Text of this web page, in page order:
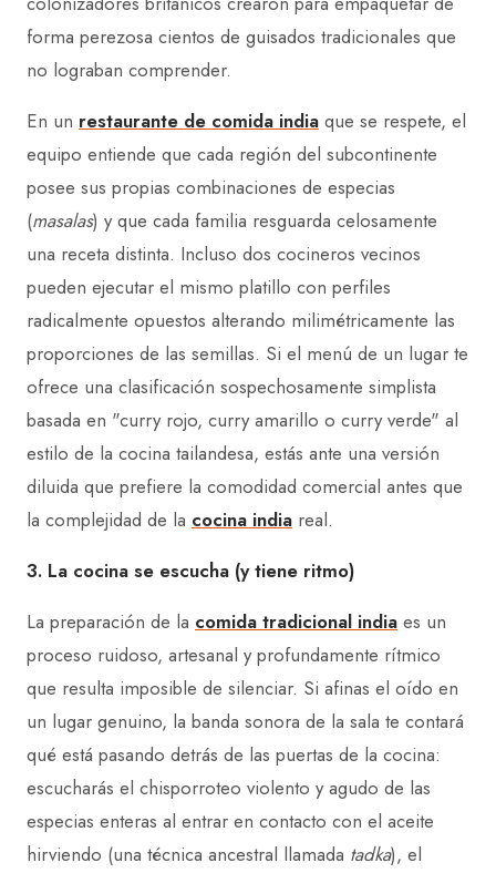
forma perezosa cientos de guisados tradicionales que
no lograban comprender.
En un restaurante de comida india que se respete, el
equipo entiende que cada región del subcontinente
posee sus propias combinaciones de especias
(masalas) y que cada familia resguarda celosamente
una receta distinta. Incluso dos cocineros vecinos
pueden ejecutar el mismo platillo con perfiles
radicalmente opuestos alterando milimétricamente las
proporciones de las semillas. Si el menú de un lugar te
ofrece una clasificación sospechosamente simplista
basada en "curry rojo, curry amarillo o curry verde" al
estilo de la cocina tailandesa, estás ante una versión
diluida que prefiere la comodidad comercial antes que
la complejidad de la cocina india real.
3. La cocina se escucha (y tiene ritmo)
La preparación de la comida tradicional india es un
proceso ruidoso, artesanal y profundamente rítmico
que resulta imposible de silenciar. Si afinas el oído en
un lugar genuino, la banda sonora de la sala te contará
qué está pasando detrás de las puertas de la cocina:
escucharás el chisporroteo violento y agudo de las
especias enteras al entrar en contacto con el aceite
hirviendo (una técnica ancestral llamada tadka), el